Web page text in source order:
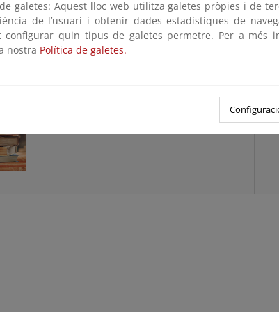
dirección decorreo electrónico.
sobre el Registro Administrativo de Auditorías
correo electrónico.
galetes: Aquest lloc web utilitza galetes pròpies i de
de l’usuari i obtenir dades estadístiques de
quin tipus de galetes permetre. Per a més
nostra Política de galetes.